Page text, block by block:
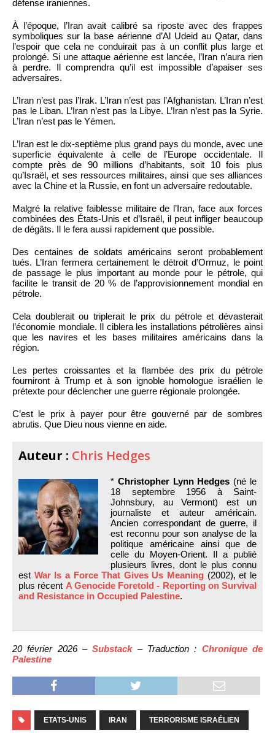
défense iraniennes.
À l’époque, l’Iran avait calibré sa riposte avec des frappes
symboliques sur la base aérienne d’Al Udeid au Qatar, dans
l’espoir que cela ne conduirait pas à un conflit plus large et
prolongé. Si une attaque aérienne est lancée, l’Iran n’aura rien
à perdre. Il comprendra qu’il est impossible d’apaiser ses
adversaires.
L’Iran n’est pas l’Irak. L’Iran n’est pas l’Afghanistan. L’Iran n’est
pas le Liban. L’Iran n’est pas la Libye. L’Iran n’est pas la Syrie.
L’Iran n’est pas le Yémen.
L’Iran est le dix-septième plus grand pays du monde, avec une
superficie équivalente à celle de l’Europe occidentale. Il
compte près de 90 millions d’habitants, soit 10 fois plus
qu’Israël, et ses ressources militaires, ainsi que ses alliances
avec la Chine et la Russie, en font un adversaire redoutable.
Malgré la relative faiblesse militaire de l’Iran, face aux forces
combinées des États-Unis et d’Israël, il peut infliger beaucoup
de dégâts. Il le fera aussi rapidement que possible.
Des centaines de soldats américains seront probablement
tués. L’Iran fermera certainement le détroit d’Ormuz, le point
de passage le plus important au monde pour le pétrole, qui
facilite le transit de 20 % de l’approvisionnement mondial en
pétrole.
Cela doublerait ou triplerait le prix du pétrole et dévasterait
l’économie mondiale. Il ciblera les installations pétrolières ainsi
que les navires et les bases militaires américains dans la
région.
Les pertes croissantes et la flambée des prix du pétrole
fourniront à Trump et à son ignoble homologue israélien le
prétexte pour déclencher une guerre régionale prolongée.
C’est le prix à payer pour être gouverné par de sombres
abrutis. Que Dieu nous vienne en aide.
Auteur : Chris Hedges
* Christopher Lynn Hedges (né le
18 septembre 1956 à Saint-
Johnsbury, au Vermont) est un
journaliste et auteur américain.
Ancien correspondant de guerre, il
est reconnu pour son analyse de la
politique américaine ainsi que de
celle du Moyen-Orient. Il a publié
plusieurs livres, dont le plus connu
est War Is a Force That Gives Us Meaning (2002), et le
plus récent A Genocide Foretold - Reporting on Survival
and Resistance in Occupied Palestine.
20 février 2026 –Substack– Traduction : Chronique de
Palestine
ETATS-UNIS IRAN TERRORISME ISRAÉLIEN